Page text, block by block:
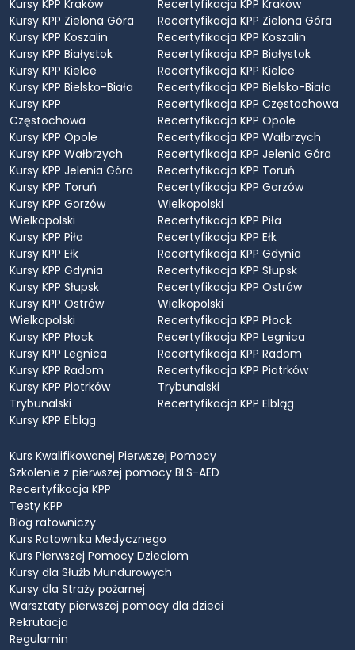
Kursy KPP Kraków
Kursy KPP Zielona Góra
Kursy KPP Koszalin
Kursy KPP Białystok
Kursy KPP Kielce
Kursy KPP Bielsko-Biała
Kursy KPP
Częstochowa
Kursy KPP Opole
Kursy KPP Wałbrzych
Kursy KPP Jelenia Góra
Kursy KPP Toruń
Kursy KPP Gorzów
Wielkopolski
Kursy KPP Piła
Kursy KPP Ełk
Kursy KPP Gdynia
Kursy KPP Słupsk
Kursy KPP Ostrów
Wielkopolski
Kursy KPP Płock
Kursy KPP Legnica
Kursy KPP Radom
Kursy KPP Piotrków
Trybunalski
Kursy KPP Elbląg
Recertyfikacja KPP Kraków
Recertyfikacja KPP Zielona Góra
Recertyfikacja KPP Koszalin
Recertyfikacja KPP Białystok
Recertyfikacja KPP Kielce
Recertyfikacja KPP Bielsko-Biała
Recertyfikacja KPP Częstochowa
Recertyfikacja KPP Opole
Recertyfikacja KPP Wałbrzych
Recertyfikacja KPP Jelenia Góra
Recertyfikacja KPP Toruń
Recertyfikacja KPP Gorzów
Wielkopolski
Recertyfikacja KPP Piła
Recertyfikacja KPP Ełk
Recertyfikacja KPP Gdynia
Recertyfikacja KPP Słupsk
Recertyfikacja KPP Ostrów
Wielkopolski
Recertyfikacja KPP Płock
Recertyfikacja KPP Legnica
Recertyfikacja KPP Radom
Recertyfikacja KPP Piotrków
Trybunalski
Recertyfikacja KPP Elbląg
Kurs Kwalifikowanej Pierwszej Pomocy
Szkolenie z pierwszej pomocy BLS-AED
Recertyfikacja KPP
Testy KPP
Blog ratowniczy
Kurs Ratownika Medycznego
Kurs Pierwszej Pomocy Dzieciom
Kursy dla Służb Mundurowych
Kursy dla Straży pożarnej
Warsztaty pierwszej pomocy dla dzieci
Rekrutacja
Regulamin